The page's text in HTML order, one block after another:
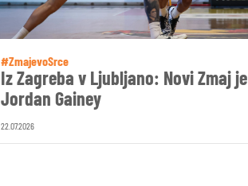
#ZmajevoSrce
Iz Zagreba v Ljubljano: Novi Zmaj je
Jordan Gainey
22.07.2026